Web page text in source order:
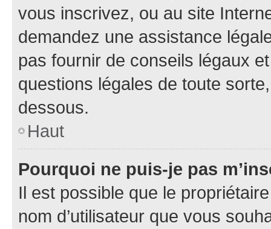
vous inscrivez, ou au site
demandez une assistance
pas fournir de conseils légaux
questions légales de toute
dessous.
Haut
Pourquoi ne puis-je pas
Il est possible que le
nom d’utilisateur que vous